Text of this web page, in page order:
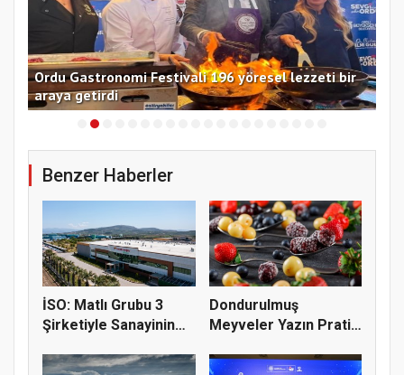
Ordu Gastronomi Festivali 196 yöresel lezzeti bir
araya getirdi
Benzer Haberler
İSO: Matlı Grubu 3
Şirketiyle Sanayinin
Dondurulmuş
Meyveler Yazın Pratik